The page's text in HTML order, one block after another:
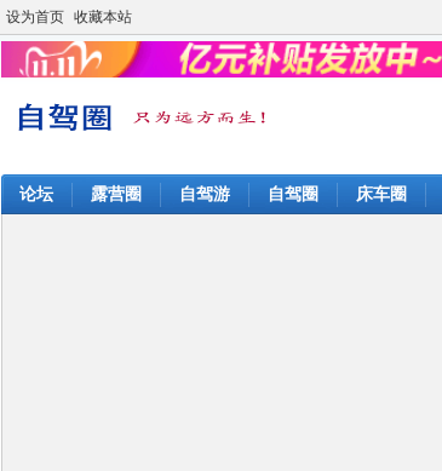
设为首页 收藏本站
论坛 露营圈 自驾游 自驾圈 床车圈